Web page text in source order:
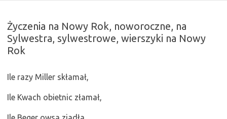
Życzenia na Nowy Rok, noworoczne, na
Sylwestra, sylwestrowe, wierszyki na Nowy
Rok
Ile razy Miller skłamał,
Ile Kwach obietnic złamał,